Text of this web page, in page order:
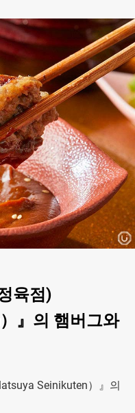
육점)
』의 햄버그와
Seinikuten）』의